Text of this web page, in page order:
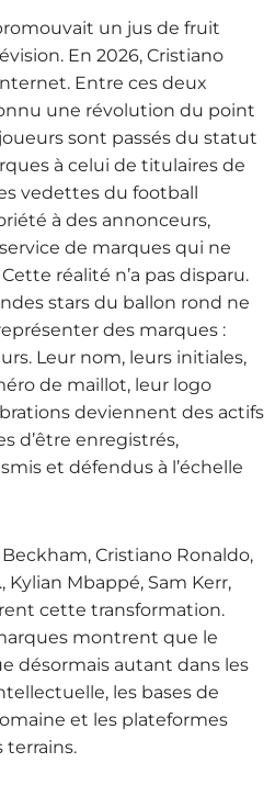
un jus de fruit
En 2026, Cristiano
Entre ces deux
une révolution du point
sont passés du statut
à celui de titulaires de
vedettes du football
à des annonceurs,
de marques qui ne
réalité n’a pas disparu.
stars du ballon rond ne
des marques :
Leur nom, leurs initiales,
de maillot, leur logo
deviennent des actifs
d’être enregistrés,
et défendus à l’échelle
Cristiano Ronaldo,
Kylian Mbappé, Sam Kerr,
cette transformation.
montrent que le
désormais autant dans les
les bases de
et les plateformes
terrains.